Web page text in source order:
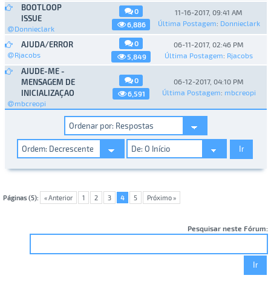
BOOTLOOP
ISSUE
Donnieclark
0
6,886
11-16-2017, 09:41 AM
Última Postagem: Donnieclark
AJUDA/ERROR
Rjacobs
0
5,849
06-11-2017, 02:46 PM
Última Postagem: Rjacobs
AJUDE-ME -
MENSAGEM DE
INICIALIZAÇAO
mbcreopi
0
6,591
06-12-2017, 04:10 PM
Última Postagem: mbcreopi
Páginas (5): « Anterior 1 2 3 4 5 Próximo »
Pesquisar neste Fórum: